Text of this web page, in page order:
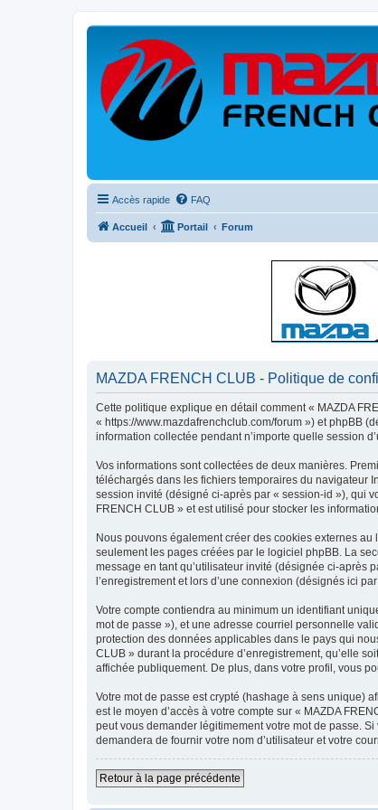
Accès rapide FAQ
Accueil Portail Forum
MAZDA FRENCH CLUB - Politique de
Cette politique explique en détail comment « MAZDA
« https://www.mazdafrenchclub.com/forum ») et phpBB
information collectée pendant n’importe quelle session
Vos informations sont collectées de deux manières.
téléchargés dans les fichiers temporaires du navigateur
session invité (désigné ci-après par « session-id »), qui
FRENCH CLUB » et est utilisé pour stocker les
Nous pouvons également créer des cookies externes
seulement les pages créées par le logiciel phpBB. La
message en tant qu’utilisateur invité (désignée ci-après
l’enregistrement et lors d’une connexion (désignés ici
Votre compte contiendra au minimum un identifiant
mot de passe »), et une adresse courriel personnelle
protection des données applicables dans le pays qui
CLUB » durant la procédure d’enregistrement, qu’elle
affichée publiquement. De plus, dans votre profil, vous
Votre mot de passe est crypté (hashage à sens unique)
est le moyen d’accès à votre compte sur « MAZDA
peut vous demander légitimement votre mot de passe.
demandera de fournir votre nom d’utilisateur et votre
Retour à la page précédente